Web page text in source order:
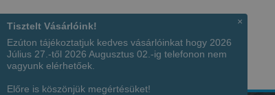
Hívjon minket!
KÉPGALÉRIA INFÓ ELÉRHETŐSÉG
×
Tisztelt Vásárlóink!
Ezúton tájékoztatjuk kedves vásárlóinkat hogy 2026
Július 27.-től 2026 Augusztus 02.-ig telefonon nem
vagyunk elérhetőek.
Előre is köszönjük megértésüket!